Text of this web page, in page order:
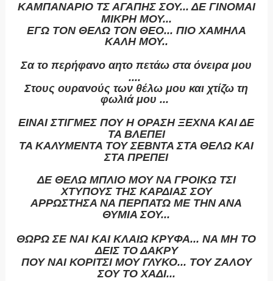
ΚΑΜΠΑΝΑΡΙΟ ΤΣ ΑΓΑΠΗΣ ΣΟΥ... ΔΕ ΓΙΝΟΜΑΙ
ΜΙΚΡΗ ΜΟΥ...
ΕΓΩ ΤΟΝ ΘΕΛΩ ΤΟΝ ΘΕΟ... ΠΙΟ ΧΑΜΗΛΑ
ΚΑΛΗ ΜΟΥ..
Σα το περήφανο αητο πετάω στα όνειρα μου
....
Στους ουρανούς των θέλω μου και χτίζω τη
φωλιά μου ...
ΕΙΝΑΙ ΣΤΙΓΜΕΣ ΠΟΥ Η ΟΡΑΣΗ ΞΕΧΝΑ ΚΑΙ ΔΕ
ΤΑ ΒΛΕΠΕΙ
ΤΑ ΚΑΛΥΜΕΝΤΑ ΤΟΥ ΣΕΒΝΤΑ ΣΤΑ ΘΕΛΩ ΚΑΙ
ΣΤΑ ΠΡΕΠΕΙ
ΔΕ ΘΕΛΩ ΜΠΛΙΟ ΜΟΥ ΝΑ ΓΡΟΙΚΩ ΤΣΙ
ΧΤΥΠΟΥΣ ΤΗΣ ΚΑΡΔΙΑΣ ΣΟΥ
ΑΡΡΩΣΤΗΣΑ ΝΑ ΠΕΡΠΑΤΩ ΜΕ ΤΗΝ ΑΝΑ
ΘΥΜΙΑ ΣΟΥ...
ΘΩΡΩ ΣΕ ΝΑΙ ΚΑΙ ΚΛΑΙΩ ΚΡΥΦΑ... ΝΑ ΜΗ ΤΟ
ΔΕΙΣ ΤΟ ΔΑΚΡΥ
ΠΟΥ ΝΑΙ ΚΟΡΙΤΣΙ ΜΟΥ ΓΛΥΚΟ... ΤΟΥ ΖΑΛΟΥ
ΣΟΥ ΤΟ ΧΑΔΙ...